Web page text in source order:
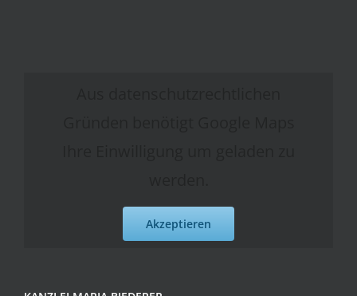
Akzeptieren